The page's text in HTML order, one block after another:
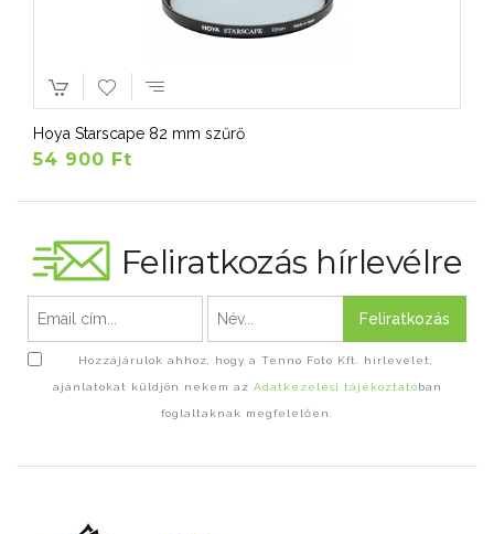
Hoya Starscape 82 mm szűrő
54 900 Ft
Feliratkozás hírlevélre
Feliratkozás
Hozzájárulok ahhoz, hogy a Tenno Foto Kft. hírlevelet,
ajánlatokat küldjön nekem az Adatkezelési tájékoztatóban
foglaltaknak megfelelően.